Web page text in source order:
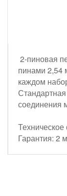
2-пиновая
пинами 2,54
каждом
соединения
Гарантия: 2